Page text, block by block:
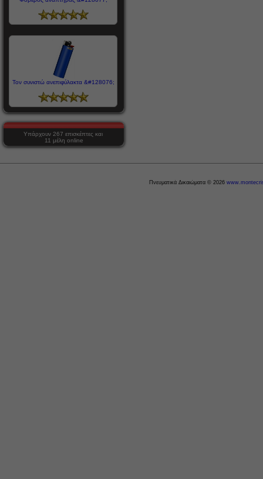
Τον συνιστώ ανεπιφύλακτα &#128076;
Υπάρχουν 267 επισκέπτες και
11 μέλη online
Πνευματικά Δικαιώματα © 2026